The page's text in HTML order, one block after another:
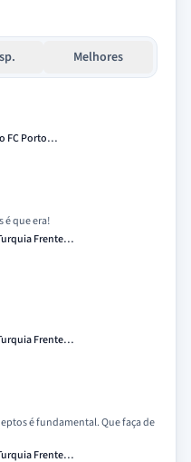
Melhores
FC Porto…
é que era!
Frente…
Frente…
é fundamental. Que faça de
Frente…